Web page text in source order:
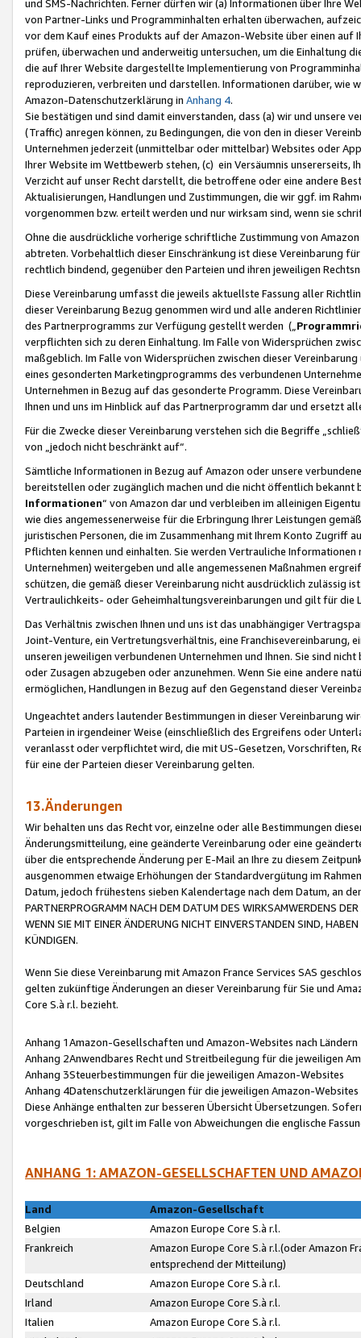
und SMS-Nachrichten. Ferner dürfen wir (a) Informationen über Ihre
von Partner-Links und Programminhalten erhalten überwachen,
vor dem Kauf eines Produkts auf der Amazon-Website über einen
prüfen, überwachen und anderweitig untersuchen, um die Einhaltung
die auf Ihrer Website dargestellte Implementierung von
reproduzieren, verbreiten und darstellen. Informationen darüber, wie
Amazon-Datenschutzerklärung in Anhang 4.
Sie bestätigen und sind damit einverstanden, dass (a) wir und
(Traffic) anregen können, zu Bedingungen, die von den in dieser
Unternehmen jederzeit (unmittelbar oder mittelbar) Websites oder
Ihrer Website im Wettbewerb stehen, (c) ein Versäumnis unsererseits,
Verzicht auf unser Recht darstellt, die betroffene oder eine andere
Aktualisierungen, Handlungen und Zustimmungen, die wir ggf. im
vorgenommen bzw. erteilt werden und nur wirksam sind, wenn sie
Ohne die ausdrückliche vorherige schriftliche Zustimmung von
abtreten. Vorbehaltlich dieser Einschränkung ist diese Vereinbarung
rechtlich bindend, gegenüber den Parteien und ihren jeweiligen
Diese Vereinbarung umfasst die jeweils aktuellste Fassung aller
dieser Vereinbarung Bezug genommen wird und alle anderen
des Partnerprogramms zur Verfügung gestellt werden („
verpflichten sich zu deren Einhaltung. Im Falle von Widersprüchen
maßgeblich. Im Falle von Widersprüchen zwischen dieser
eines gesonderten Marketingprogramms des verbundenen
Unternehmen in Bezug auf das gesonderte Programm. Diese
Ihnen und uns im Hinblick auf das Partnerprogramm dar und ersetzt
Für die Zwecke dieser Vereinbarung verstehen sich die Begriffe
von „jedoch nicht beschränkt auf“.
Sämtliche Informationen in Bezug auf Amazon oder unsere
bereitstellen oder zugänglich machen und die nicht öffentlich
Informationen“ von Amazon dar und verbleiben im alleinigen
wie dies angemessenerweise für die Erbringung Ihrer Leistungen
juristischen Personen, die im Zusammenhang mit Ihrem Konto
Pflichten kennen und einhalten. Sie werden Vertrauliche
Unternehmen) weitergeben und alle angemessenen Maßnahmen
schützen, die gemäß dieser Vereinbarung nicht ausdrücklich zulässig
Vertraulichkeits- oder Geheimhaltungsvereinbarungen und gilt für die
Das Verhältnis zwischen Ihnen und uns ist das unabhängiger
Joint-Venture, ein Vertretungsverhältnis, eine Franchisevereinbarung,
unseren jeweiligen verbundenen Unternehmen und Ihnen. Sie sind
oder Zusagen abzugeben oder anzunehmen. Wenn Sie eine andere
ermöglichen, Handlungen in Bezug auf den Gegenstand dieser
Ungeachtet anders lautender Bestimmungen in dieser Vereinbarung
Parteien in irgendeiner Weise (einschließlich des Ergreifens oder
veranlasst oder verpflichtet wird, die mit US-Gesetzen, Vorschriften,
für eine der Parteien dieser Vereinbarung gelten.
13.Änderungen
Wir behalten uns das Recht vor, einzelne oder alle Bestimmungen
Änderungsmitteilung, eine geänderte Vereinbarung oder eine
über die entsprechende Änderung per E-Mail an Ihre zu diesem
ausgenommen etwaige Erhöhungen der Standardvergütung im
Datum, jedoch frühestens sieben Kalendertage nach dem Datum, an
PARTNERPROGRAMM NACH DEM DATUM DES WIRKSAMWERDENS
WENN SIE MIT EINER ÄNDERUNG NICHT EINVERSTANDEN SIND,
KÜNDIGEN.
Wenn Sie diese Vereinbarung mit Amazon France Services SAS
gelten zukünftige Änderungen an dieser Vereinbarung für Sie und
Core S.à r.l. bezieht.
Anhang 1Amazon-Gesellschaften und Amazon-Websites nach Ländern
Anhang 2Anwendbares Recht und Streitbeilegung für die jeweiligen
Anhang 3Steuerbestimmungen für die jeweiligen Amazon-Websites
Anhang 4Datenschutzerklärungen für die jeweiligen Amazon-Websites
Diese Anhänge enthalten zur besseren Übersicht Übersetzungen.
vorgeschrieben ist, gilt im Falle von Abweichungen die englische
ANHANG 1: AMAZON-GESELLSCHAFTEN UND
Land
Amazon-Gesellschaft
Belgien
Amazon Europe Core S.à r.l.
Frankreich
Amazon Europe Core S.à r.l.(oder Amazon
entsprechend der Mitteilung)
Deutschland
Amazon Europe Core S.à r.l.
Irland
Amazon Europe Core S.à r.l.
Italien
Amazon Europe Core S.à r.l.